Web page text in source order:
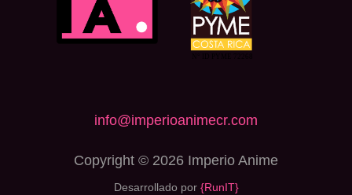
info@imperioanimecr.com
Copyright © 2026 Imperio Anime
Desarrollado por {RunIT}